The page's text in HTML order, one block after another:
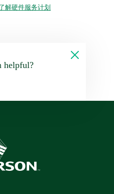
解硬件服务计划
helpful?